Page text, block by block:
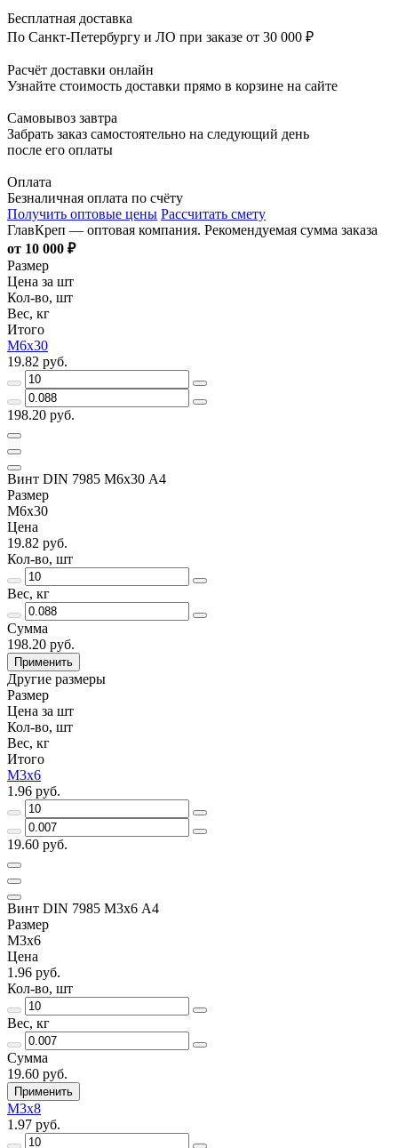
Бесплатная доставка
По Санкт-Петербургу и ЛО при заказе от 30 000 ₽
Расчёт доставки онлайн
Узнайте стоимость доставки прямо в корзине на сайте
Самовывоз завтра
Забрать заказ самостоятельно на следующий день
после его оплаты
Оплата
Безналичная оплата по счёту
Получить оптовые цены Рассчитать смету
ГлавКреп — оптовая компания. Рекомендуемая сумма заказа
от 10 000 ₽
Размер
Цена за шт
Кол-во, шт
Вес, кг
Итого
М6х30
19.82 руб.
198.20 руб.
Винт DIN 7985 М6х30 A4
Размер
М6х30
Цена
19.82 руб.
Кол-во, шт
Вес, кг
Сумма
198.20 руб.
Применить
Другие размеры
Размер
Цена за шт
Кол-во, шт
Вес, кг
Итого
М3х6
1.96 руб.
19.60 руб.
Винт DIN 7985 М3х6 A4
Размер
М3х6
Цена
1.96 руб.
Кол-во, шт
Вес, кг
Сумма
19.60 руб.
Применить
М3х8
1.97 руб.